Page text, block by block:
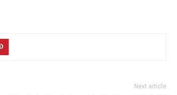
Next article